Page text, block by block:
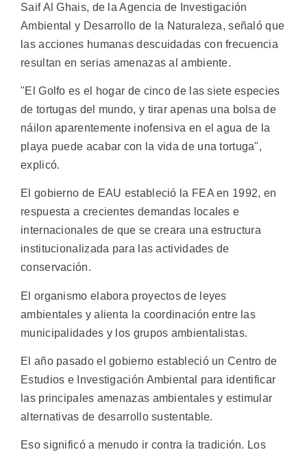
Saif Al Ghais, de la Agencia de Investigación
Ambiental y Desarrollo de la Naturaleza, señaló que
las acciones humanas descuidadas con frecuencia
resultan en serias amenazas al ambiente.
"El Golfo es el hogar de cinco de las siete especies
de tortugas del mundo, y tirar apenas una bolsa de
náilon aparentemente inofensiva en el agua de la
playa puede acabar con la vida de una tortuga",
explicó.
El gobierno de EAU estableció la FEA en 1992, en
respuesta a crecientes demandas locales e
internacionales de que se creara una estructura
institucionalizada para las actividades de
conservación.
El organismo elabora proyectos de leyes
ambientales y alienta la coordinación entre las
municipalidades y los grupos ambientalistas.
El año pasado el gobierno estableció un Centro de
Estudios e Investigación Ambiental para identificar
las principales amenazas ambientales y estimular
alternativas de desarrollo sustentable.
Eso significó a menudo ir contra la tradición. Los